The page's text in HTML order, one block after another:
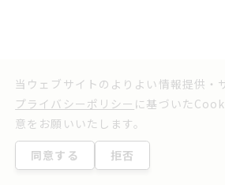
当ウェブサイトのよりよい情報提供・
プライバシーポリシー に基づいた
意をお願いいたします。
同意する 拒否